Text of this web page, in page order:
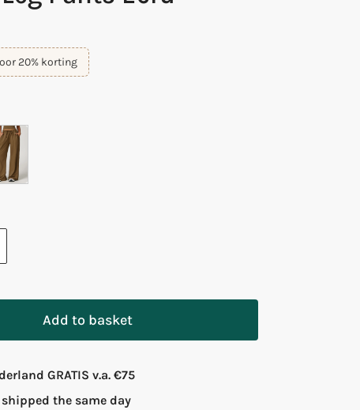
20% korting
Add to basket
GRATIS v.a. €75
the same day